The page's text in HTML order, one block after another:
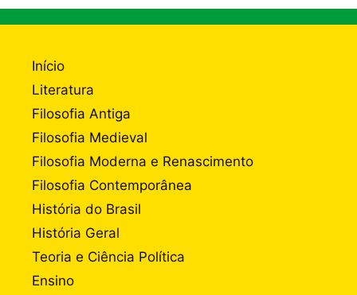
Início
Literatura
Filosofia Antiga
Filosofia Medieval
Filosofia Moderna e Renascimento
Filosofia Contemporânea
História do Brasil
História Geral
Teoria e Ciência Política
Ensino